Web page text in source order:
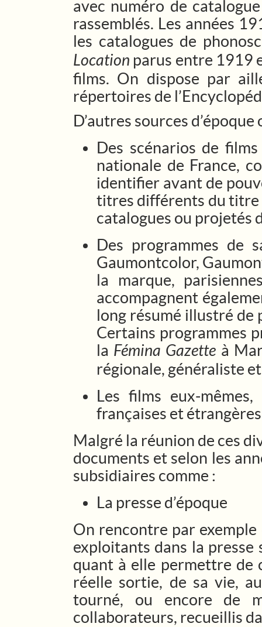
avec numéro de
rassemblés. Les années
les catalogues de
Location parus entre 1919
films. On dispose par
répertoires de
D’autres sources
Des scénarios de
nationale de France,
identifier avant de
titres différents du titre
catalogues ou projetés
Des programmes de
Gaumontcolor,
la marque,
accompagnent
long résumé illustré de
Certains programmes
la Fémina Gazette à
régionale, généraliste
Les films eux-
françaises et
Malgré la réunion de ces
documents et selon les
subsidiaires comme :
La presse d’époque
On rencontre par
exploitants dans la presse
quant à elle permettre de
réelle sortie, de sa vie,
tourné, ou encore de
collaborateurs, recueillis